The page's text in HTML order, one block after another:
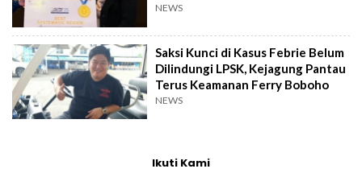
NEWS
Saksi Kunci di Kasus Febrie Belum
Dilindungi LPSK, Kejagung Pantau
Terus Keamanan Ferry Boboho
NEWS
Ikuti Kami